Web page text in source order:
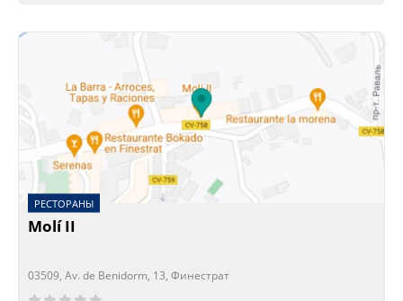
РЕСТОРАНЫ
Molí II
03509, Av. de Benidorm, 13, Финестрат
Сейчас открыто!
Сейчас закрыто!